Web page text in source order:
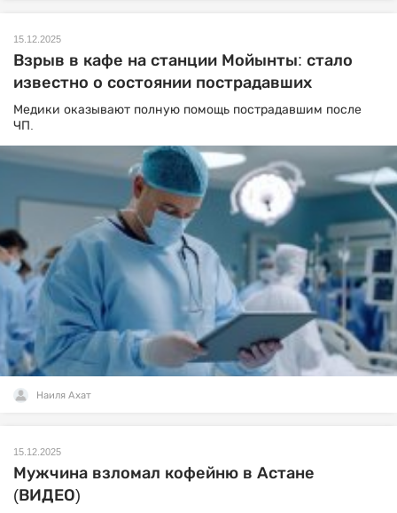
15.12.2025
Взрыв в кафе на станции Мойынты: стало
известно о состоянии пострадавших
Медики оказывают полную помощь пострадавшим после
ЧП.
Наиля Ахат
15.12.2025
Мужчина взломал кофейню в Астане
(ВИДЕО)